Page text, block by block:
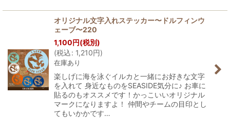
オリジナル文字入れステッカー〜ドルフィンウ
ェーブ〜220
1,100円(税別)
(税込: 1,210円)
在庫あり
楽しげに海を泳ぐイルカと一緒にお好きな文字
を入れて 身近なものをSEASIDE気分に♪ お車に
貼るのもオススメです！かっこいいオリジナル
マークになりますよ！ 仲間やチームの目印とし
てもいかかです…